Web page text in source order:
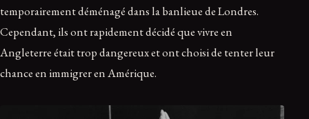
temporairement déménagé dans la banlieue de Londres.
Cependant, ils ont rapidement décidé que vivre en
Angleterre était trop dangereux et ont choisi de tenter leur
chance en immigrer en Amérique.